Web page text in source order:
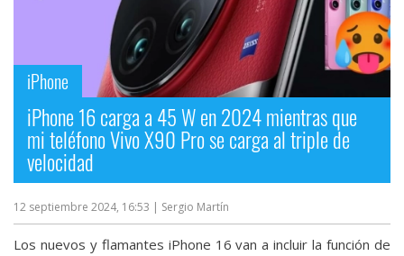
iPhone
iPhone 16 carga a 45 W en 2024 mientras que
mi teléfono Vivo X90 Pro se carga al triple de
velocidad
12 septiembre 2024, 16:53 | Sergio Martín
Los nuevos y flamantes iPhone 16 van a incluir la función de